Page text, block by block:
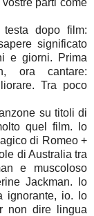
dopo film:
significato
e giorni. Prima
ora cantare:
Tra poco
su titoli di
quel film. Io
di Romeo +
di Australia tra
e muscoloso
Jackman. Io
ignorante, io. Io
non dire lingua